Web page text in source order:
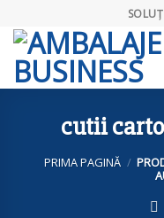
content
cutii
PRIMA PAGINĂ /